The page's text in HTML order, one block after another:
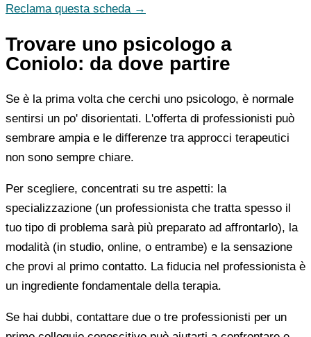
Reclama questa scheda →
Trovare uno psicologo a
Coniolo: da dove partire
Se è la prima volta che cerchi uno psicologo, è normale
sentirsi un po' disorientati. L'offerta di professionisti può
sembrare ampia e le differenze tra approcci terapeutici
non sono sempre chiare.
Per scegliere, concentrati su tre aspetti: la
specializzazione (un professionista che tratta spesso il
tuo tipo di problema sarà più preparato ad affrontarlo), la
modalità (in studio, online, o entrambe) e la sensazione
che provi al primo contatto. La fiducia nel professionista è
un ingrediente fondamentale della terapia.
Se hai dubbi, contattare due o tre professionisti per un